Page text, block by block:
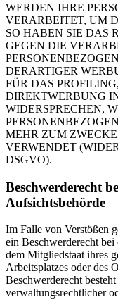
WERDEN IHRE
VERARBEITET, UM
SO HABEN SIE DAS
GEGEN DIE
DERARTIGER
FÜR DAS
DIREKTWERBUNG
WIDERSPRECHEN,
MEHR ZUM
VERWENDET
DSGVO).
Beschwerderecht
Aufsichtsbehörde
Im Falle von Verstößen
ein Beschwerderecht
dem Mitgliedstaat ihres
Arbeitsplatzes oder des
Beschwerderecht
verwaltungsrechtlicher